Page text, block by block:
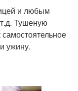
и любым
Тушеную
самостоятельное
ужину.